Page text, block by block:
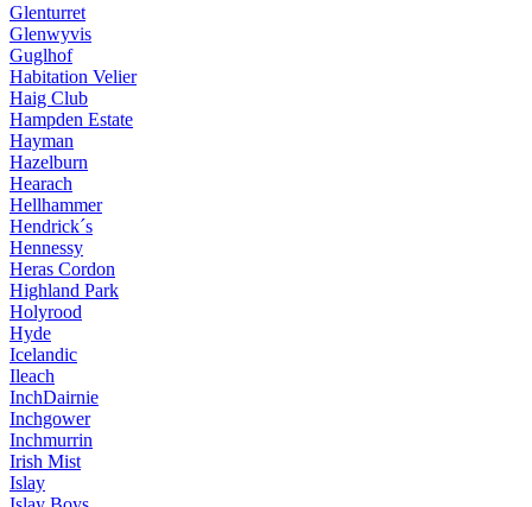
Glenturret
Glenwyvis
Guglhof
Habitation Velier
Haig Club
Hampden Estate
Hayman
Hazelburn
Hearach
Hellhammer
Hendrick´s
Hennessy
Heras Cordon
Highland Park
Holyrood
Hyde
Icelandic
Ileach
InchDairnie
Inchgower
Inchmurrin
Irish Mist
Islay